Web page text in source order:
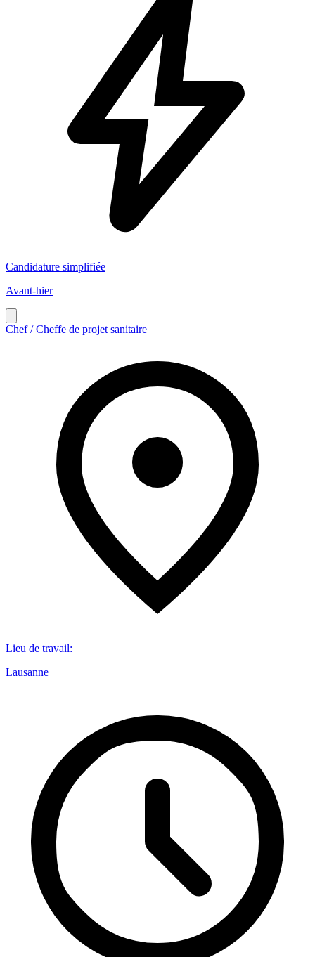
Candidature simplifiée
Avant-hier
Chef / Cheffe de projet sanitaire
Lieu de travail:
Lausanne